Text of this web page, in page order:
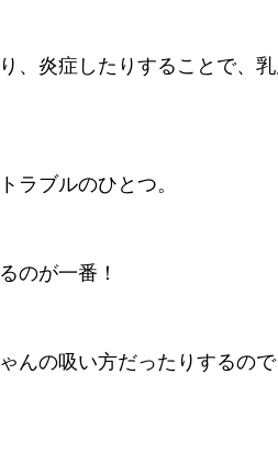
、炎症したりすることで、
ラブルのひとつ。
のが一番！
んの吸い方だったりするの